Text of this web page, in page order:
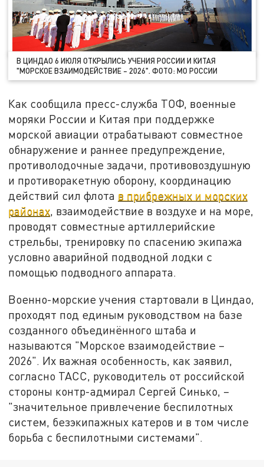
В ЦИНДАО 6 ИЮЛЯ ОТКРЫЛИСЬ УЧЕНИЯ РОССИИ И КИТАЯ
"МОРСКОЕ ВЗАИМОДЕЙСТВИЕ – 2026". ФОТО: МО РОССИИ
Как сообщила пресс-служба ТОФ, военные
моряки России и Китая при поддержке
морской авиации отрабатывают совместное
обнаружение и раннее предупреждение,
противолодочные задачи, противовоздушную
и противоракетную оборону, координацию
действий сил флота в прибрежных и морских
районах, взаимодействие в воздухе и на море,
проводят совместные артиллерийские
стрельбы, тренировку по спасению экипажа
условно аварийной подводной лодки с
помощью подводного аппарата.
Военно-морские учения стартовали в Циндао,
проходят под единым руководством на базе
созданного объединённого штаба и
называются "Морское взаимодействие –
2026". Их важная особенность, как заявил,
согласно ТАСС, руководитель от российской
стороны контр-адмирал Сергей Синько, –
"значительное привлечение беспилотных
систем, безэкипажных катеров и в том числе
борьба с беспилотными системами".